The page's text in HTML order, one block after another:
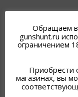
Обращаем
gunshunt.ru
ограничением
Приобрести
магазинах, вы